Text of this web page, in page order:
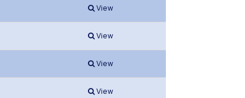
View
View
View
View